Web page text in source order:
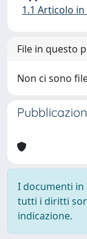
1.1 Articolo in
File in questo
Non ci sono
I documenti in
tutti i diritti
indicazione.